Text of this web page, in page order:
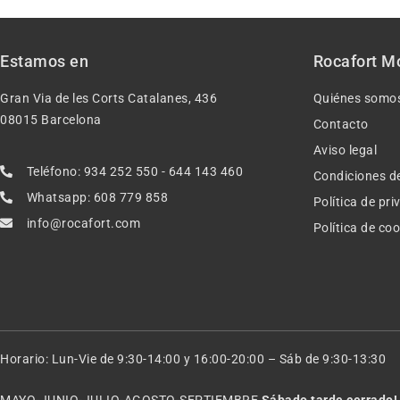
Estamos en
Gran Via de les Corts Catalanes, 436
08015 Barcelona
Teléfono: 934 252 550 - 644 143 460
Whatsapp: 608 779 858
info@rocafort.com
Rocafort
Quiénes
Contacto
Aviso legal
Condiciones
Política de
Política de
Horario: Lun-Vie de 9:30-14:00 y 16:00-20:00 – Sáb de 9:30-13:30